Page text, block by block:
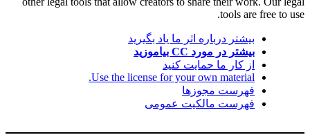
tools are free to use.
بیشتر درباره اثر ما یاد بگیرید
بیشتر در مورد CC بیاموزید
از کار ما حمایت کنید
Use the license for your own material.
فهرست مجوزها
فهرست مالکیت عمومی